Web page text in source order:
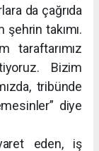
da çağrıda
takımı.
Bizim
tribünde
diye
eden, iş